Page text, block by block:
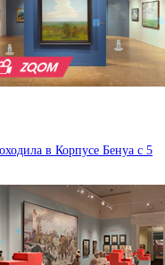
в Корпусе Бенуа с 5